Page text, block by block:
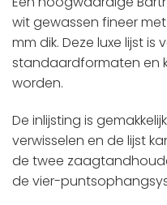
wit gewassen fineer
mm dik. Deze luxe lijst is
standaardformaten en
worden.
De inlijsting is
verwisselen en de lijst
de twee
de vier-